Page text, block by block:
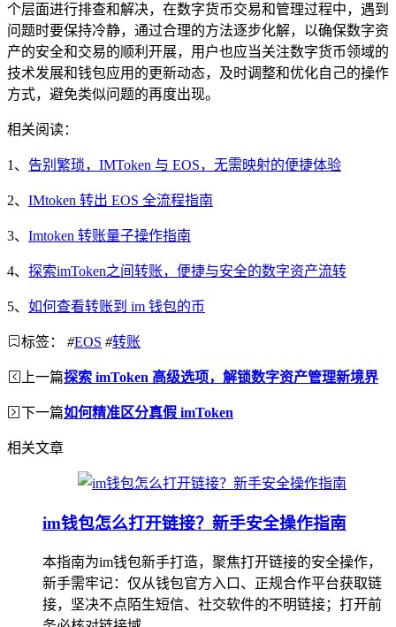
个层面进行排查和解决，在数字货币交易和管理过程中，遇到
问题时要保持冷静，通过合理的方法逐步化解，以确保数字资
产的安全和交易的顺利开展，用户也应当关注数字货币领域的
技术发展和钱包应用的更新动态，及时调整和优化自己的操作
方式，避免类似问题的再度出现。
相关阅读：
1、 告别繁琐，IMToken 与 EOS，无需映射的便捷体验
2、 IMtoken 转出 EOS 全流程指南
3、 Imtoken 转账量子操作指南
4、 探索imToken之间转账，便捷与安全的数字资产流转
5、 如何查看转账到 im 钱包的币
标签： #EOS #转账
上一篇探索 imToken 高级选项，解锁数字资产管理新境界
下一篇如何精准区分真假 imToken
相关文章
im钱包怎么打开链接？新手安全操作指南
本指南为im钱包新手打造，聚焦打开链接的安全操作，
新手需牢记：仅从钱包官方入口、正规合作平台获取链
接，坚决不点陌生短信、社交软件的不明链接；打开前